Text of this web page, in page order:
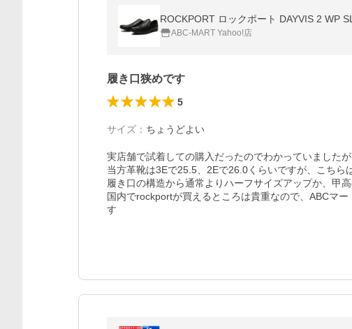
ROCKPORT ロックポート DAYVIS 2 WP
ABC-MART Yahoo!店
履き口狭めです
5
サイズ ： ちょうどよい
実店舗で試着しての購入だったのでわかっていました
当方革靴は3Eで25.5、2Eで26.0くらいですが、こちら
履き口の構造から通常よりハーフサイズアップか、甲
国内でrockportが買えるところは貴重なので、ABCマ
す